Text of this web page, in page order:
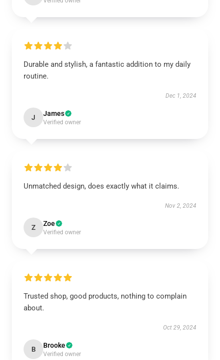
Durable and stylish, a fantastic addition to my daily
routine.
Dec 1, 2024
J James
Verified owner
Unmatched design, does exactly what it claims.
Nov 2, 2024
Z Zoe
Verified owner
Trusted shop, good products, nothing to complain
about.
Oct 29, 2024
B Brooke
Verified owner